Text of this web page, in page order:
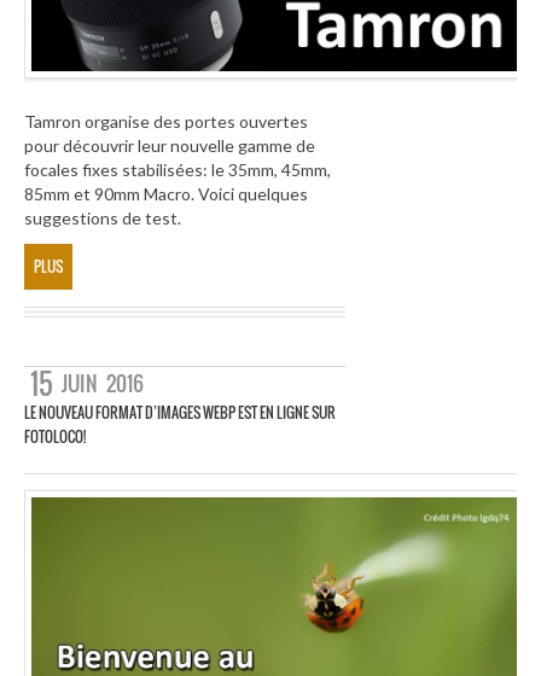
Tamron organise des portes ouvertes
pour découvrir leur nouvelle gamme de
focales fixes stabilisées: le 35mm, 45mm,
85mm et 90mm Macro. Voici quelques
suggestions de test.
PLUS
15 JUIN 2016
LE NOUVEAU FORMAT D’IMAGES WEBP EST EN LIGNE SUR
FOTOLOCO!